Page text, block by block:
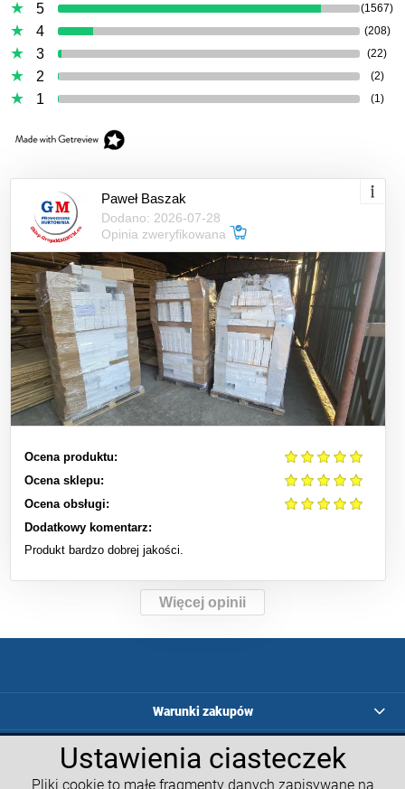
Ustawienia ciasteczek
Pliki cookie to małe fragmenty danych zapisywane na
5
(1567)
4 (208)
3 (22)
2 (2)
1 (1)
Paweł Baszak
Dodano: 2026-07-28
Opinia zweryfikowana
Ocena produktu:
Ocena sklepu:
Ocena obsługi:
Dodatkowy komentarz:
Produkt bardzo dobrej jakości.
Więcej opinii
Warunki zakupów
Programy lojalnościowe
Kalkulatory GM